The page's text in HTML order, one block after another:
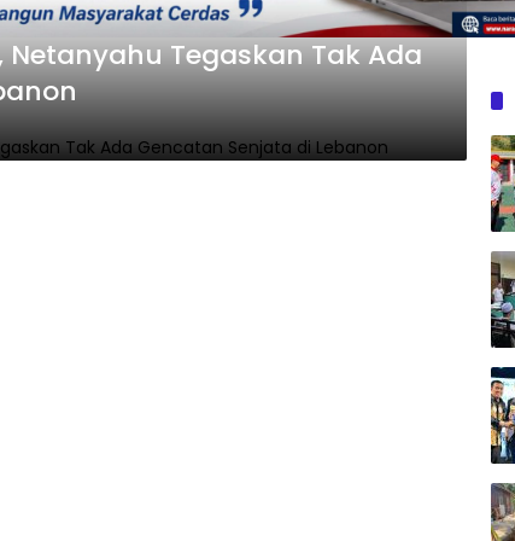
Netanyahu Tegaskan Tak Ada